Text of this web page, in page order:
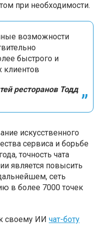
при необходимости.
возможности
быстрого и
клиентов
ресторанов Тодд
искусственного
сервиса и борьбе
точность чата
является повысить
сеть
в более 7000 точек
своему ИИ чат-боту